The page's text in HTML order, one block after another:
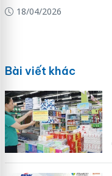
18/04/2026
Bài viết khác